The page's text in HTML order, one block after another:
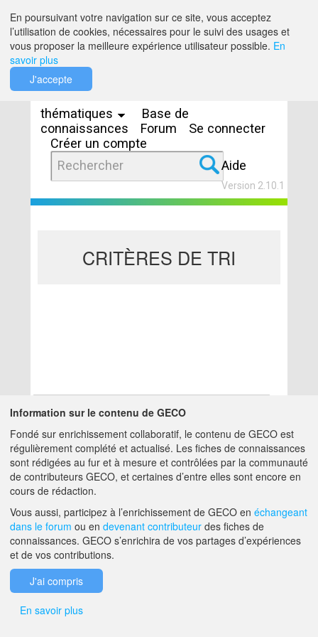
thématiques
Base de
connaissances
Forum
Se connecter
Créer un compte
Aide
Version 2.10.1
CRITÈRES DE TRI
Aucun résultat
A PROPOS DE GECO AIDE
F.A.Q. NOUS CONTACTER
En poursuivant votre navigation sur ce site, vous acceptez
l’utilisation de cookies, nécessaires pour le suivi des usages et
vous proposer la meilleure expérience utilisateur possible. En
savoir plus
J'accepte
Information sur le contenu de GECO
Fondé sur enrichissement collaboratif, le contenu de GECO est
régulièrement complété et actualisé. Les fiches de connaissances
sont rédigées au fur et à mesure et contrôlées par la communauté
de contributeurs GECO, et certaines d’entre elles sont encore en
cours de rédaction.
Vous aussi, participez à l’enrichissement de GECO en échangeant
dans le forum ou en devenant contributeur des fiches de
connaissances. GECO s’enrichira de vos partages d’expériences
et de vos contributions.
J'ai compris
En savoir plus